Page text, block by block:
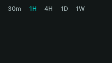
30m 1H 4H 1D 1W